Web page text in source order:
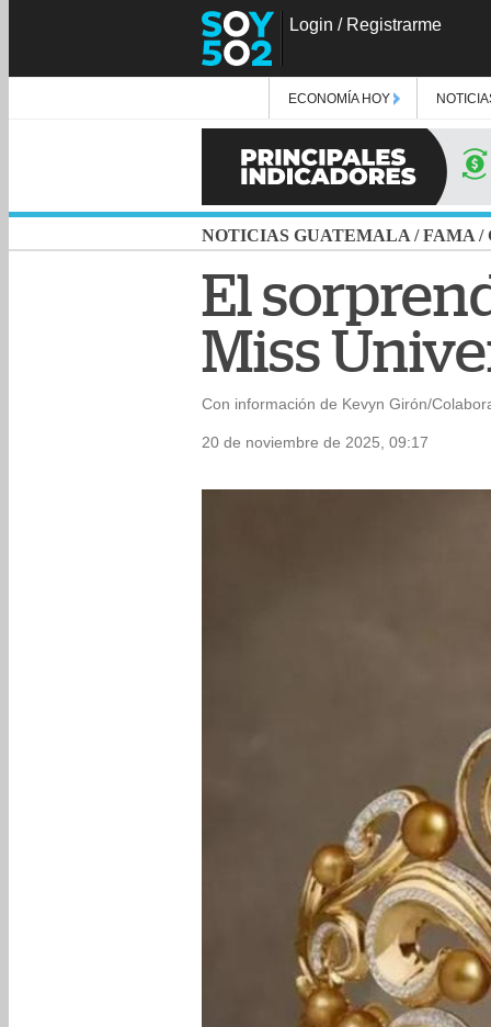
Login / Registrarme
ECONOMÍA HOY
NOTICIAS GUATEMALA /FAMA /
El
Miss
Con información de Kevyn Girón/
20 de noviembre de 2025, 09:17